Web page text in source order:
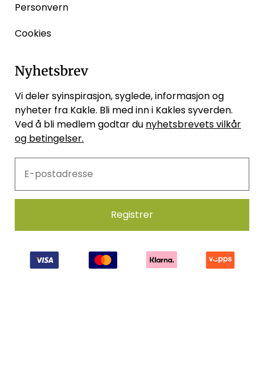
Personvern
Cookies
Nyhetsbrev
Vi deler syinspirasjon, syglede, informasjon og
nyheter fra Kakle. Bli med inn i Kakles syverden.
Ved å bli medlem godtar du nyhetsbrevets vilkår
og betingelser.